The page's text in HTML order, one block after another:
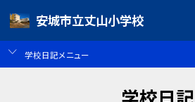
安城市立丈山小学校
学校日記メニュー